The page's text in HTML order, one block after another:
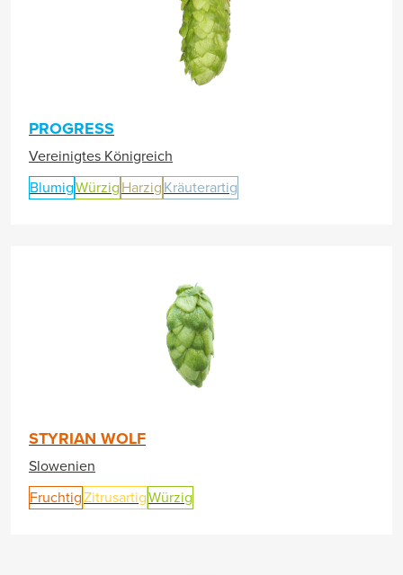
PROGRESS
Vereinigtes Königreich
BlumigWürzig Harzig Kräuterartig
STYRIAN WOLF
Slowenien
FruchtigZitrusartigWürzig